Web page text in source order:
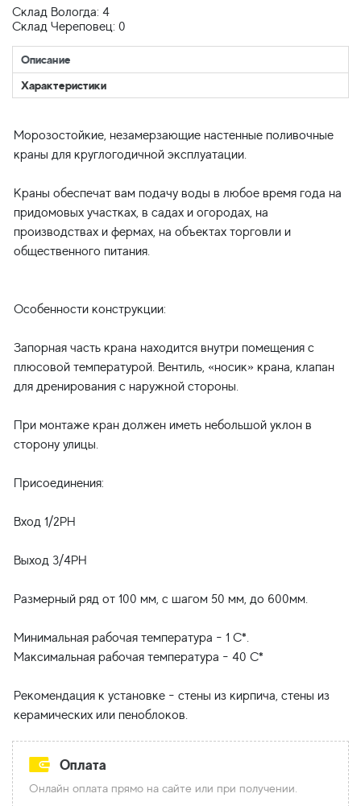
Склад Вологда: 4
Склад Череповец: 0
Описание
Характеристики
Морозостойкие, незамерзающие настенные поливочные
краны для круглогодичной эксплуатации.
Краны обеспечат вам подачу воды в любое время года на
придомовых участках, в садах и огородах, на
производствах и фермах, на объектах торговли и
общественного питания.
Особенности конструкции:
Запорная часть крана находится внутри помещения с
плюсовой температурой. Вентиль, «носик» крана, клапан
для дренирования с наружной стороны.
При монтаже кран должен иметь небольшой уклон в
сторону улицы.
Присоединения:
Вход 1/2РН
Выход 3/4PH
Размерный ряд от 100 мм, с шагом 50 мм, до 600мм.
Минимальная рабочая температура - 1 С*.
Максимальная рабочая температура - 40 С*
Рекомендация к установке - стены из кирпича, стены из
Оплата
Онлайн оплата прямо на сайте или при получении.